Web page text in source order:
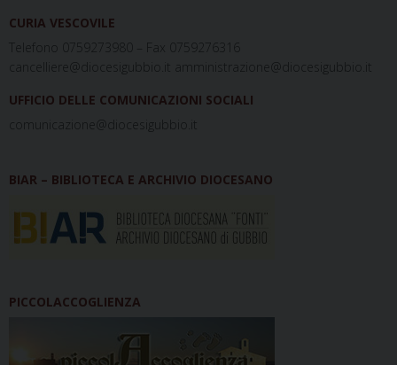
CURIA VESCOVILE
Telefono 0759273980 – Fax 0759276316
cancelliere@diocesigubbio.it amministrazione@diocesigubbio.it
UFFICIO DELLE COMUNICAZIONI SOCIALI
comunicazione@diocesigubbio.it
BIAR – BIBLIOTECA E ARCHIVIO DIOCESANO
PICCOLACCOGLIENZA